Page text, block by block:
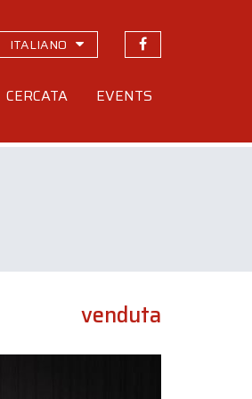
ITALIANO
CERCATA EVENTS
venduta